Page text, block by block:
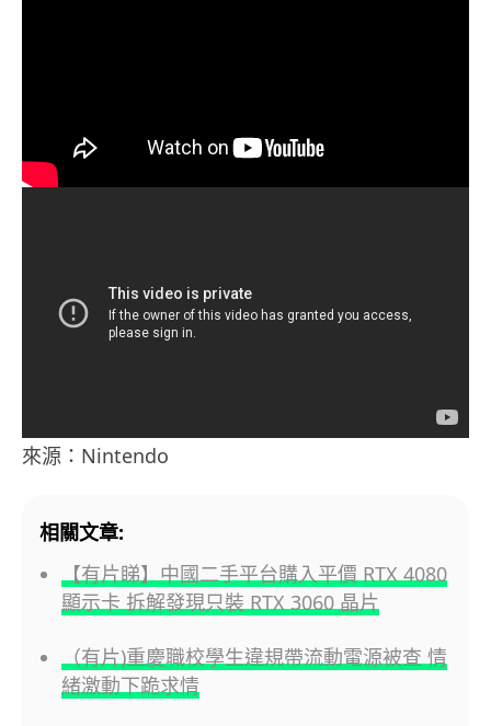
來源：Nintendo
相關文章:
【有片睇】中國二手平台購入平價 RTX 4080
顯示卡 拆解發現只裝 RTX 3060 晶片
（有片)重慶職校學生違規帶流動電源被查 情
緒激動下跪求情